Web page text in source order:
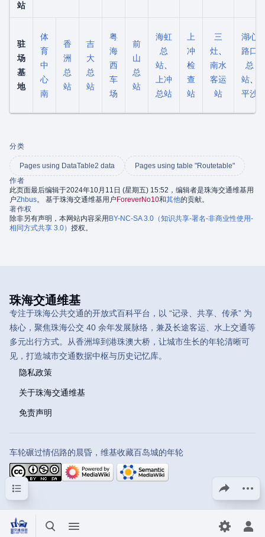
打开/关闭搜索
打开/关闭菜单 切换首选
打
分享此页面
站
驻
场
基
地
体
育
中
心
南
香
洲
总
站
吉
大
总
站
粤
海
西
车
场
前
山
总
站
海虹
总
站
上冲
总站
上
冲
检
查
站
三
灶
南水
客运
站
湖心
路口
总
站
平沙
目录
分类
Pages using DataTable2 data
Pages using table "Routetable"
作者
此页面最后编辑于2024年10月11日 (星期五) 15:52，编辑者是珠海交通维基用
户Zhbus。 基于珠海交通维基用户 ForeverNo10和其他的贡献。
著作权
除非另有声明，本网站内容采用 BY-NC-SA 3.0（知识共享-署名-非商业性使用-
相同方式共享 3.0） 授权。
珠海交通维基
专注于珠海公共交通的开放式百科平台，以 “记录、共享、传承” 为
核心，聚焦珠海公交 40 余年发展脉络，兼及长途客运、水上交通等
多元出行方式。从香洲埠到港珠澳大桥，让城市生长的年轮清晰可
见，打造城市交通数据中枢与历史记忆库。
隐私政策
关于珠海交通维基
免责声明
车轮碾过情侣路的晨昏，维基收藏百岛城的年轮